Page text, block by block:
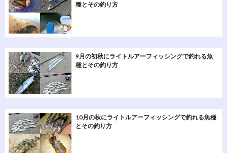
種とその釣り方
9月の初秋にライトルアーフィッシングで釣れる魚
種とその釣り方
10月の秋にライトルアーフィッシングで釣れる魚種
とその釣り方